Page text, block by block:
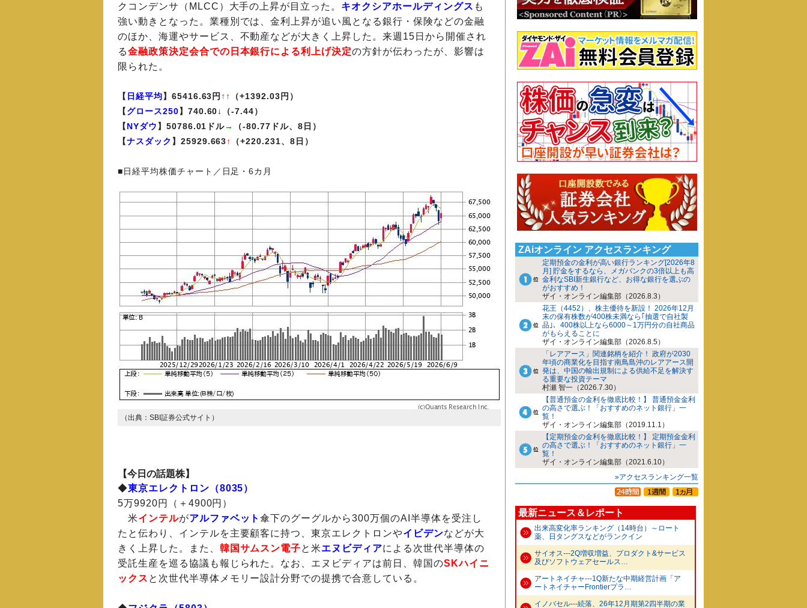
クコンデンサ（MLCC）大手の上昇が目立った。 キオクシアホールディングス も
強い動きとなった。業種別では、金利上昇が追い風となる銀行・保険などの金融
のほか、海運やサービス、不動産などが大きく上昇した。来週15日から開催され
る金融政策決定会合での日本銀行による利上げ決定の方針が伝わったが、影響は
限られた。
【 日経平均】65416.63円 ↑↑
（+1392.03円）
【グロース250】740.60↓
（-7.44）
【NYダウ 】50786.01ドル→
（-80.77ドル、8日）
【ナスダック 】25929.663↑ （+220.231、8日）
■日経平均株価チャート／日足・6カ月
（出典：SBI証券公式サイト）
【今日の話題株】
◆東京エレクトロン（8035）
5万9920円（＋4900円）
米インテルがアルファベット傘下のグーグルから300万個のAI半導体を受注し
たと伝わり、インテルを主要顧客に持つ、東京エレクトロンやイビデンなどが大
きく上昇した。また、 韓国サムスン電子と米エヌビディアによる次世代半導体の
受託生産を巡る協議も報じられた。なお、エヌビディアは前日、韓国のSKハイニ
ックス と次世代半導体メモリー設計分野での提携で合意している。
ZAiオンライン アクセスランキング
定期預金の金利が高い銀行ランキング[2026年8
月] 貯金をするなら、メガバンクの3倍以上も高
金利なSBI新生銀行など、お得な銀行を選ぶの
がおすすめ！
ザイ・オンライン編集部（2026.8.3）
花王（4452）、株主優待を新設！ 2026年12月
末の保有株数が400株未満なら｢抽選で自社製
品｣、400株以上なら6000～1万円分の自社商品
がもらえることに
ザイ・オンライン編集部（2026.8.5）
「レアアース」関連銘柄を紹介！ 政府が2030
年頃の商業化を目指す南鳥島沖のレアアース開
発は、中国の輸出規制による供給不足を解決す
る重要な投資テーマ
村瀬 智一（2026.7.30）
【普通預金の金利を徹底比較！】 普通預金金利
の高さで選ぶ！「おすすめのネット銀行」一
覧！
ザイ・オンライン編集部（2019.11.1）
【定期預金の金利を徹底比較！】 定期預金金利
の高さで選ぶ！「おすすめのネット銀行」一
覧！
ザイ・オンライン編集部（2021.6.10）
»アクセスランキング一覧
最新ニュース＆レポート
出来高変化率ランキング（14時台）～ロート
薬、日タングスなどがランクイン
サイオス---2Q増収増益、プロダクト&サービス
及びソフトウェアセールス…
アートネイチャ---1Q新たな中期経営計画「ア
ートネイチャーFrontierプラ…
イノバセル---続落、26年12月期第2四半期の業